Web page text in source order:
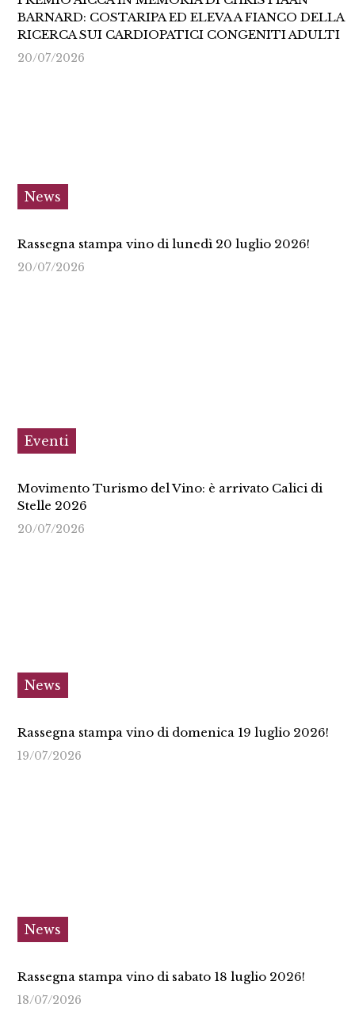
BARNARD: COSTARIPA ED ELEVA A FIANCO DELLA
RICERCA SUI CARDIOPATICI CONGENITI ADULTI
20/07/2026
News
Rassegna stampa vino di lunedì 20 luglio 2026!
20/07/2026
Eventi
Movimento Turismo del Vino: è arrivato Calici di
Stelle 2026
20/07/2026
News
Rassegna stampa vino di domenica 19 luglio 2026!
19/07/2026
News
Rassegna stampa vino di sabato 18 luglio 2026!
18/07/2026